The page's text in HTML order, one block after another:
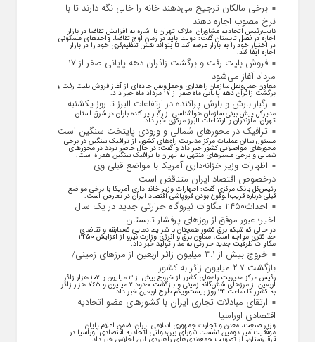
برخی مالکان ترجیح می‌دهند خانه را خالی نگه دارند تا با
نرخ مصوب اجاره دهند
نایب‌رئیس اتحادیه مشاوران املاک تهران با اشاره به افزایش تقاضا در بازار
اجاره در فصل تابستان گفت: دولت باید در زمان اوج تقاضا، واحد‌های مسکونی
در اختیار خود را به بازار عرضه کند تا بتواند نقش تنظیم‌گری خود را در بازار
اجاره ایفا کند.
فروش بلیت رفت و برگشت زائران دهه پایانی صفر از ۱۷
مرداد آغاز می‌شود
معاون حمل‌ونقل سازمان راهداری وحمل‌و‌نقل جاده‌ای از آغاز فروش بلیت رفت و
برگشت زائران دهه پایانی ماه صفر از ۱۷ مرداد ماه خبر داد.
رگبار بارش و بارش پراکنده در ارتفاعات البرز تا روز یکشنبه
مدیرکل پیش بینی سازمان هواشناسی از رگبار پراکنده باران در شرق استان
تهران، مازندران و ارتفاعات البرز مرکزی خبر داد.
ترافیک در محورهای شمالی و ورودی پایتخت سنگین است
مسئول سالن عملیات مرکز مدیریت راه‌های کشور، از ترافیک سنگین در برخی
محورهای مواصلاتی کشور خبر داد و گفت: در حال حاضر تردد در محورهای
شمالی و برخی مسیرهای منتهی به تهران با ترافیک سنگین همراه است.
اظهارات وزیر خزانه‌داری آمریکا با مواضع قبلی وی
درخصوص اقتصاد ایران متناقض است
رئیس‌کل بانک مرکزی گفت: اظهارات وزیر خانه داری آمریکا با برخی مواضع
قبلی درباره قریب‌الوقوع بودن فروپاشی اقتصاد ایران در تعارض است.
احداث۲۴۵۰ مگاوات نیروگاه حرارتی جدید در یک سال
اخیر؛ عبور موفق از روز‌های پرفشار تابستان
در حالی که شبکه برق کشور همچنان با شرایط دمایی کم‌سابقه و تقاضای
حداکثری مواجه است، معاون برق و انرژی وزارت نیرو از افزایش ۲۴۵۰
مگاوات ظرفیت جدید حرارتی به مدار تولید خبر داد.
خروج بیش از ۳.۱ میلیون زائر اربعین از مرزهای زمینی/
بازگشت ۲.۷ میلیون زائر به کشور
رئیس مرکز مدیریت راه‌های کشور از خروج بیش از ۳ میلیون و ۱۰۲ هزار زائر
اربعین از مرزهای شش‌گانه زمینی و بازگشت حدود ۲ میلیون و ۷۶۵ هزار زائر
به کشور تا ساعت ۲۴ روز بیست‌ویکم طرح اربعین خبر داد
ارتقای مبادلات تجاری ایران با کشور‌های عضو اتحادیه
اقتصادی اوراسیا
وزیر صنعت، معدن و تجارت جمهوری اسلامی ایران، ضمن اعلام پایان
موفقیت‌آمیز دومین نشست شورای بین‌دولتی اتحادیه اقتصادی اوراسیا در
قرقیزستان، از تصویب جمع‌بندی‌های راهبردی این اجلاس خبر داد.